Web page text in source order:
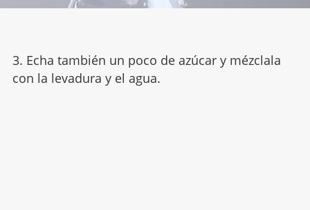
3. Echa también un poco de azúcar y mézclala
con la levadura y el agua.